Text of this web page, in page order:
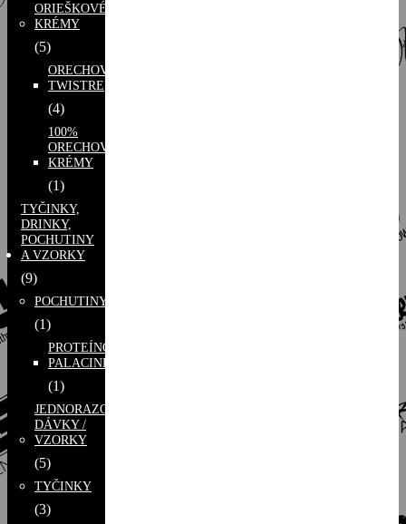
ORIEŠKOVÉ
KRÉMY
(5)
ORECHOVÉ
TWISTRE
(4)
100%
ORECHOVÉ
KRÉMY
(1)
TYČINKY,
DRINKY,
POCHUTINY
A VZORKY
(9)
POCHUTINY
(1)
PROTEÍNOVÉ
PALACINKY
(1)
JEDNORAZOVÉ
DÁVKY /
VZORKY
(5)
TYČINKY
(3)